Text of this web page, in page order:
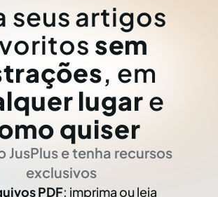
seus artigos
sem
, em
lugar e
quiser
JusPlus e tenha recursos
exclusivos
PDF: imprima ou leia